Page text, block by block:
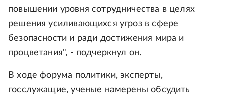
повышении уровня сотрудничества в целях
решения усиливающихся угроз в сфере
безопасности и ради достижения мира и
процветания", - подчеркнул он.
В ходе форума политики, эксперты,
госслужащие, ученые намерены обсудить